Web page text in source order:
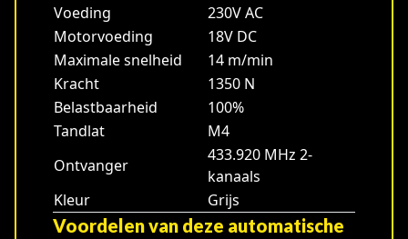
Voeding
230V AC
Motorvoeding
18V DC
Maximale snelheid
14 m/min
Kracht
1350 N
Belastbaarheid
100%
Tandlat
M4
Ontvanger
433.920 MHz 2-
kanaals
Kleur
Grijs
Voordelen van deze automatische